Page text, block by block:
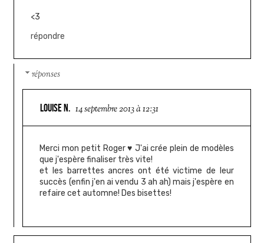
<3
répondre
réponses
LOUISE N. 14 septembre 2013 à 12:31
Merci mon petit Roger ♥ J'ai crée plein de modèles
que j'espère finaliser très vite!
et les barrettes ancres ont été victime de leur
succès (enfin j'en ai vendu 3 ah ah) mais j'espère en
refaire cet automne! Des bisettes!